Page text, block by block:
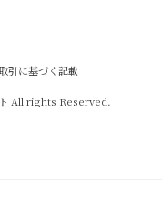
引に基づく記載
All rights Reserved.